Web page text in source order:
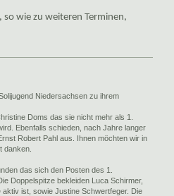
wie zu weiteren Terminen,
Niedersachsen zu ihrem
Doms das sie nicht mehr als 1.
Ebenfalls schieden, nach Jahre langer
Robert Pahl aus. Ihnen möchten wir in
danken.
das sich den Posten des 1.
Doppelspitze bekleiden Luca Schirmer,
ist, sowie Justine Schwertfeger. Die